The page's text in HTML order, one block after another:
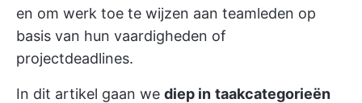
en om werk toe te wijzen aan teamleden op
basis van hun vaardigheden of
projectdeadlines.
In dit artikel gaan we diep in taakcategorieën